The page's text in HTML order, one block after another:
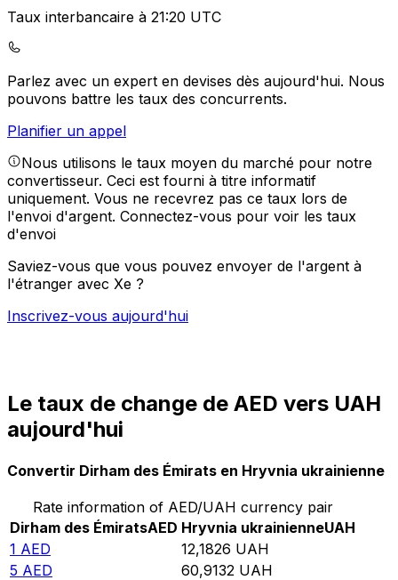
Taux interbancaire à 21:20 UTC
Parlez avec un expert en devises dès aujourd'hui. Nous
pouvons battre les taux des concurrents.
Planifier un appel
Nous utilisons le taux moyen du marché pour notre
convertisseur. Ceci est fourni à titre informatif
uniquement. Vous ne recevrez pas ce taux lors de
l'envoi d'argent. Connectez-vous pour voir les taux
d'envoi
Saviez-vous que vous pouvez envoyer de l'argent à
l'étranger avec Xe ?
Inscrivez-vous aujourd'hui
Le taux de change de AED vers UAH
aujourd'hui
Convertir Dirham des Émirats en Hryvnia ukrainienne
Rate information of AED/UAH currency pair
Dirham des ÉmiratsAED Hryvnia ukrainienneUAH
1 AED 12,1826 UAH
5 AED 60,9132 UAH